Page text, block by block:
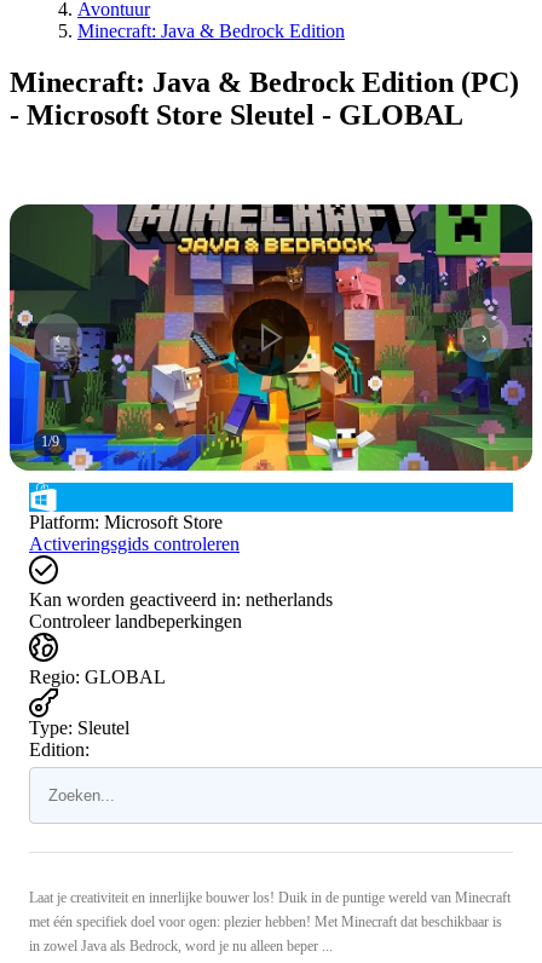
Avontuur
Minecraft: Java & Bedrock Edition
Minecraft: Java & Bedrock Edition (PC)
- Microsoft Store Sleutel - GLOBAL
1/9
Platform: Microsoft Store
Activeringsgids controleren
Kan worden geactiveerd in: netherlands
Controleer landbeperkingen
Regio: GLOBAL
Type: Sleutel
Edition:
Laat je creativiteit en innerlijke bouwer los! Duik in de puntige wereld van Minecraft
met één specifiek doel voor ogen: plezier hebben! Met Minecraft dat beschikbaar is
in zowel Java als Bedrock, word je nu alleen beper ...